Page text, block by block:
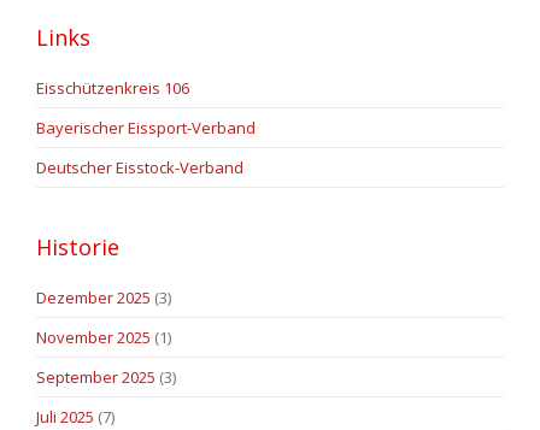
Links
Eisschützenkreis 106
Bayerischer Eissport-Verband
Deutscher Eisstock-Verband
Historie
Dezember 2025 (3)
November 2025 (1)
September 2025 (3)
Juli 2025 (7)